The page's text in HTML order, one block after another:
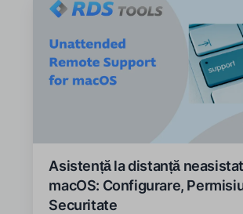
Asistență la distanță
macOS: Configurare,
Securitate